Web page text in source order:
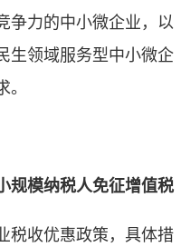
争力的中小微企业，以
生领域服务型中小微企
模纳税人免征增值税
收优惠政策，具体措